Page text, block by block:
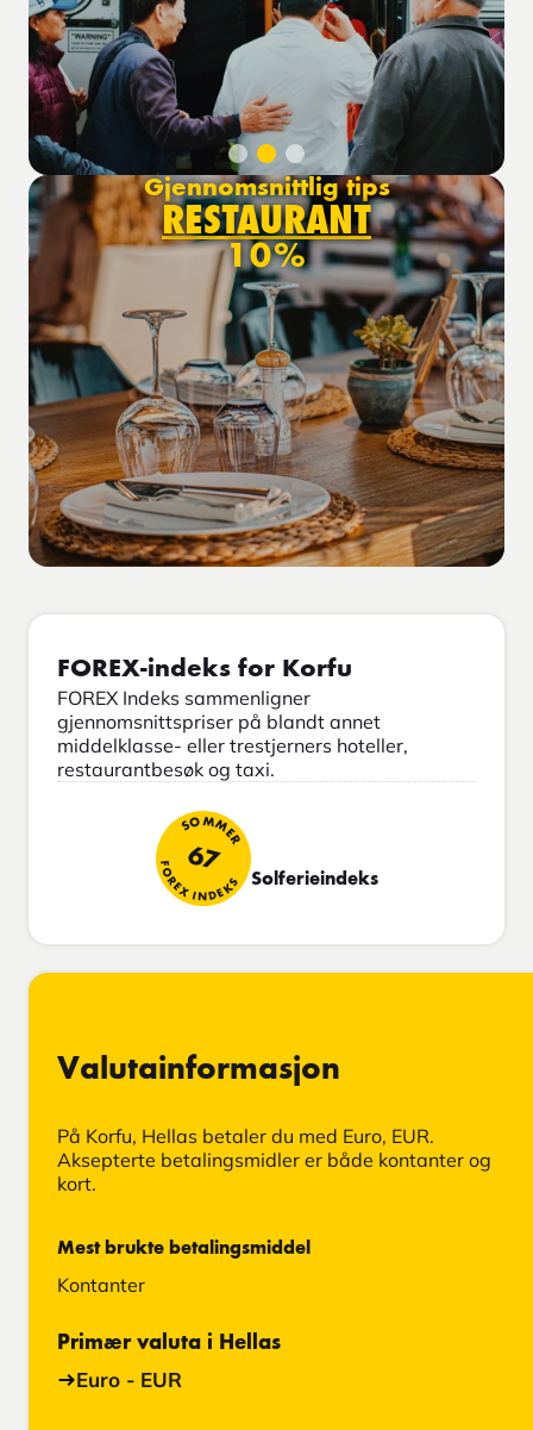
Gjennomsnittlig tips
RESTAURANT
10%
FOREX-indeks for Korfu
FOREX Indeks sammenligner
gjennomsnittspriser på blandt annet
middelklasse- eller trestjerners hoteller,
restaurantbesøk og taxi.
SOMMER
67
FOREX INDEKS Solferieindeks
Valutainformasjon
På Korfu, Hellas betaler du med Euro, EUR.
Aksepterte betalingsmidler er både kontanter og
kort.
Mest brukte betalingsmiddel
Kontanter
Primær valuta i Hellas
Euro - EUR